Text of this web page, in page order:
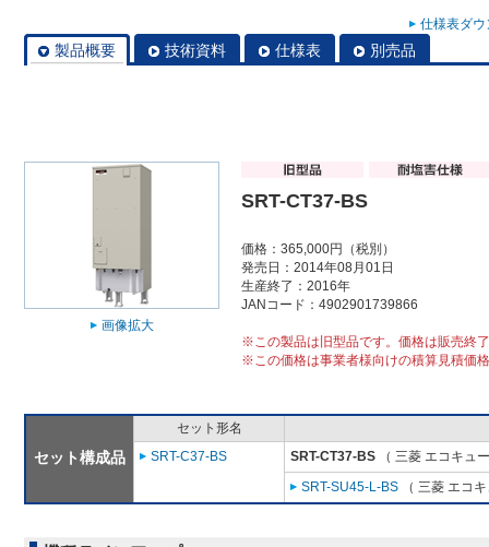
仕様表ダ
製品概要 技術資料 仕様表 別売品
画像拡大
SRT-CT37-BS
価格：365,000円（税別）
発売日：2014年08月01日
生産終了：2016年
JANコード：4902901739866
※この製品は旧型品です。価格は販売終
※この価格は事業者様向けの積算見積価
セット構成品
セット形名
SRT-C37-BS
SRT-CT37-BS （ 三菱 エコキュ
SRT-SU45-L-BS （ 三菱 エコ